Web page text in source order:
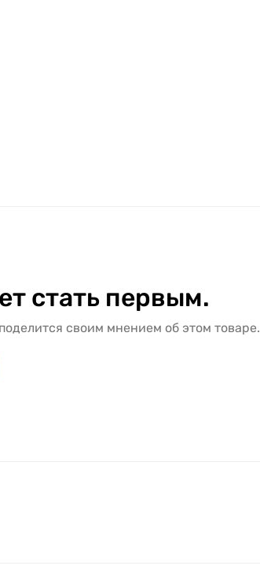
стать первым.
своим мнением об этом товаре.